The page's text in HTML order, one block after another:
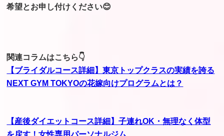
希望とお申し付けください😊
関連コラムはこちら👇
【ブライダルコース詳細】東京トップクラスの実績を誇る
NEXT GYM TOKYOの花嫁向けプログラムとは？
【産後ダイエットコース詳細】子連れOK・無理なく体型
を戻す！女性専用パーソナルジム